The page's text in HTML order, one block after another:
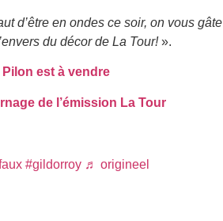
d’être en ondes ce soir, on vous gâte
du décor de La Tour!».
est à vendre
de l’émission La Tour
#gildorroy ♬ origineel